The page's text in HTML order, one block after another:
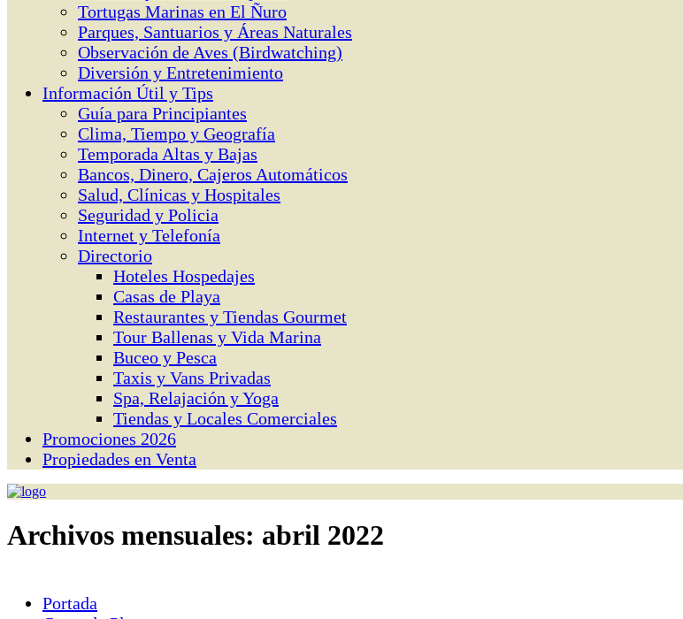
Tortugas Marinas en El Ñuro
Parques, Santuarios y Áreas Naturales
Observación de Aves (Birdwatching)
Diversión y Entretenimiento
Información Útil y Tips
Guía para Principiantes
Clima, Tiempo y Geografía
Temporada Altas y Bajas
Bancos, Dinero, Cajeros Automáticos
Salud, Clínicas y Hospitales
Seguridad y Policia
Internet y Telefonía
Directorio
Hoteles Hospedajes
Casas de Playa
Restaurantes y Tiendas Gourmet
Tour Ballenas y Vida Marina
Buceo y Pesca
Taxis y Vans Privadas
Spa, Relajación y Yoga
Tiendas y Locales Comerciales
Promociones 2026
Propiedades en Venta
Archivos mensuales: abril 2022
Portada